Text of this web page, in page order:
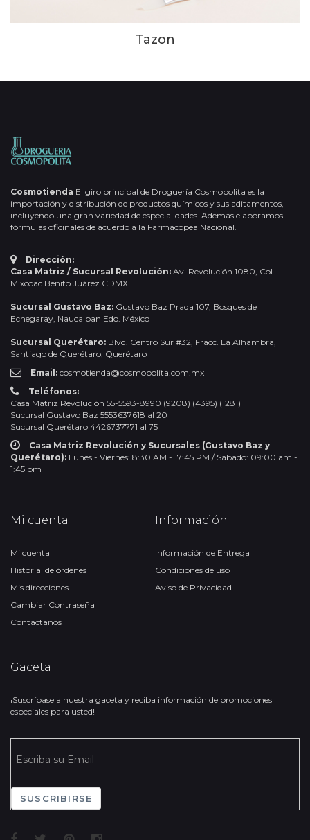
Tazon
Cosmotienda El giro principal de Droguería Cosmopolita es la
importación y distribución de productos químicos y sus aditamentos,
incluyendo una gran variedad de especialidades. Además elaboramos
fórmulas oficinales de acuerdo a la Farmacopea Nacional.
Dirección:
Casa Matriz / Sucursal Revolución: Av. Revolución 1080, Col.
Mixcoac Benito Juárez CDMX
Sucursal Gustavo Baz: Gustavo Baz Prada 107, Bosques de
Echegaray, Naucalpan Edo. México
Sucursal Querétaro: Blvd. Centro Sur #32, Fracc. La Alhambra,
Santiago de Querétaro, Querétaro
Email: cosmotienda@cosmopolita.com.mx
Teléfonos:
Casa Matriz Revolución 55-5593-8990 (9208) (4395) (1281)
Sucursal Gustavo Baz 5553637618 al 20
Sucursal Querétaro 4426737771 al 75
Casa Matriz Revolución y Sucursales (Gustavo Baz y
Querétaro): Lunes - Viernes: 8:30 AM - 17:45 PM / Sábado: 09:00 am -
1:45 pm
Mi cuenta
Mi cuenta
Historial de órdenes
Mis direcciones
Cambiar Contraseña
Contactanos
Información
Información de Entrega
Condiciones de uso
Aviso de Privacidad
Gaceta
¡Suscríbase a nuestra gaceta y reciba información de promociones
especiales para usted!
SUSCRIBIRSE